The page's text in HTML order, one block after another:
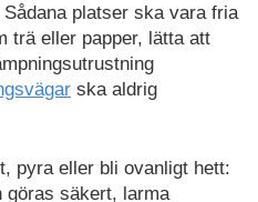
platser ska vara fria
trä eller papper, lätta att
ska aldrig
pyra eller bli ovanligt hett:
göras säkert, larma